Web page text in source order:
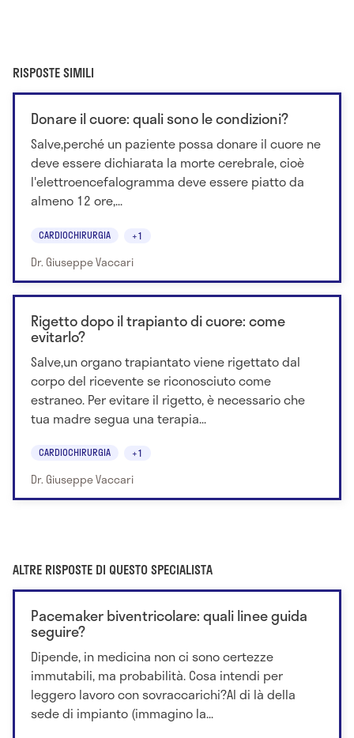
RISPOSTE SIMILI
Donare il cuore: quali sono le condizioni?
Salve,perché un paziente possa donare il cuore ne
deve essere dichiarata la morte cerebrale, cioè
l'elettroencefalogramma deve essere piatto da
almeno 12 ore,...
CARDIOCHIRURGIA +1
Dr. Giuseppe Vaccari
Rigetto dopo il trapianto di cuore: come
evitarlo?
Salve,un organo trapiantato viene rigettato dal
corpo del ricevente se riconosciuto come
estraneo. Per evitare il rigetto, è necessario che
tua madre segua una terapia...
CARDIOCHIRURGIA +1
Dr. Giuseppe Vaccari
ALTRE RISPOSTE DI QUESTO SPECIALISTA
Pacemaker biventricolare: quali linee guida
seguire?
Dipende, in medicina non ci sono certezze
immutabili, ma probabilità. Cosa intendi per
leggero lavoro con sovraccarichi?Al di là della
sede di impianto (immagino la...